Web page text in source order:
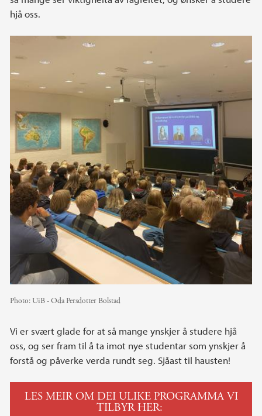
hjå oss.
Photo:UiB - Oda Persdotter Bolstad
Vi er svært glade for at så mange ynskjer å studere hjå
oss, og ser fram til å ta imot nye studentar som ynskjer å
forstå og påverke verda rundt seg. Sjåast til hausten!
LES MEIR OM DEI ULIKE PROGRAMMA VI
TILBYR HER: